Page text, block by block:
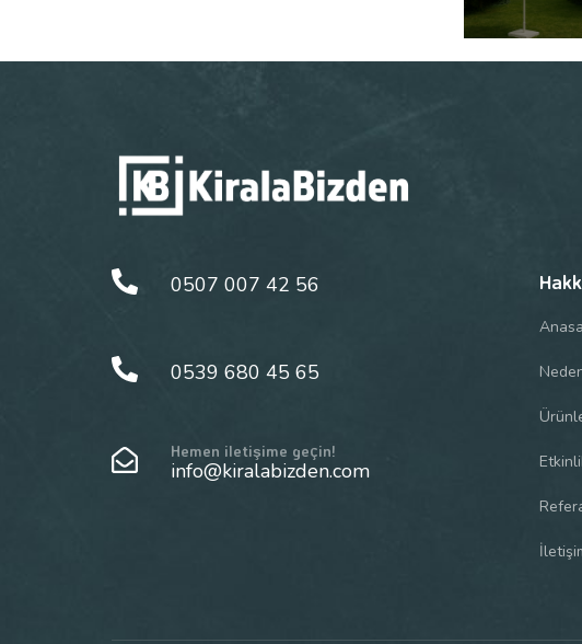
0507 007 42 56
0539 680 45 65
Hemen iletişime geçin!
info@kiralabizden.com